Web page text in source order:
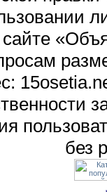
без